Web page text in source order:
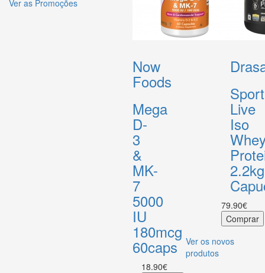
Ver as Promoções
Now
Foods
Mega
D-
3
&
MK-
7
5000
IU
180mcg
60caps
18.90€
Sport
Live
Iso
2.2kg
79.90€
Ver os novos
produtos